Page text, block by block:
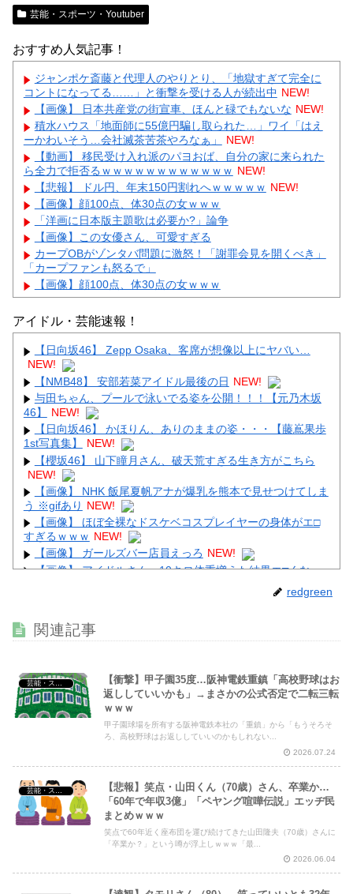
芸能・スポーツ・Youtuber
おすすめ人気記事！
ジャンポケ斎藤と代理人のやりとり、「地獄すぎて完全に
コントになってる……」と衝撃を受ける人が続出中 NEW!
【画像】 日本共産党の街宣車、ほんと碌でもないな NEW!
積水ハウス「地面師に55億円騙し取られた…」ワイ「はえ
ーかわいそう…会社滅茶苦茶やろなぁ」
NEW!
【動画】 移民受け入れ派のパヨおば、自分の家に来られた
ら全力で拒否るｗｗｗｗｗｗｗｗｗｗｗｗ NEW!
【悲報】 ドル円、年末150円割れへｗｗｗｗｗ NEW!
【画像】顔100点、体30点の女ｗｗｗ
「洋画に日本版主題歌は必要か?」論争
【画像】この女優さん、可愛すぎる
カープOBがゾンタバ問題に激怒！「謝罪会見を開くべき」
「カープファンも怒るで」
【画像】顔100点、体30点の女ｗｗｗ
Powered by livedoor 相互RSS
アイドル・芸能速報！
【日向坂46】 Zepp Osaka、客席が想像以上にヤバい…
NEW!
【NMB48】 安部若菜アイドル最後の日 NEW!
与田ちゃん、プールで泳いでる姿を公開！！！【元乃木坂
46】
NEW!
【日向坂46】 かほりん、ありのままの姿・・・【藤嶌果歩
1st写真集】
NEW!
【櫻坂46】 山下瞳月さん、破天荒すぎる生き方がこちら
NEW!
【画像】 NHK 飯尾夏帆アナが爆乳を熊本で見せつけてしま
う ※gifあり NEW!
【画像】 ほぼ全裸なドスケベコスプレイヤーの身体がエ□
すぎるｗｗｗ NEW!
【画像】 ガールズバー店員えっろ NEW!
【画像】 アイドルさん、10キロ体重増えた結果エ□くなっ
NEW!
Powered by livedoor 相互RSS
redgreen
関連記事
芸能・スポーツ・Youtuber
【衝撃】甲子園35度…阪神電鉄重鎮「高校野球はお
返ししていいかも」→まさかの公式否定で二転三転
ｗｗｗ
甲子園球場を所有する阪神電鉄本社の「重鎮」から「もうそろそ
ろ、高校野球はお返ししていいのかもしれない...
2026.07.24
芸能・スポーツ・Youtuber
【悲報】笑点・山田くん（70歳）さん、卒業か…
「60年で年収3億」「ペヤング喧嘩伝説」エッヂ民
まとめｗｗｗ
笑点で60年近く座布団を運び続けてきた山田隆夫（70歳）さんに
「卒業か？」という噂が浮上しｗｗｗ「最...
2026.06.04